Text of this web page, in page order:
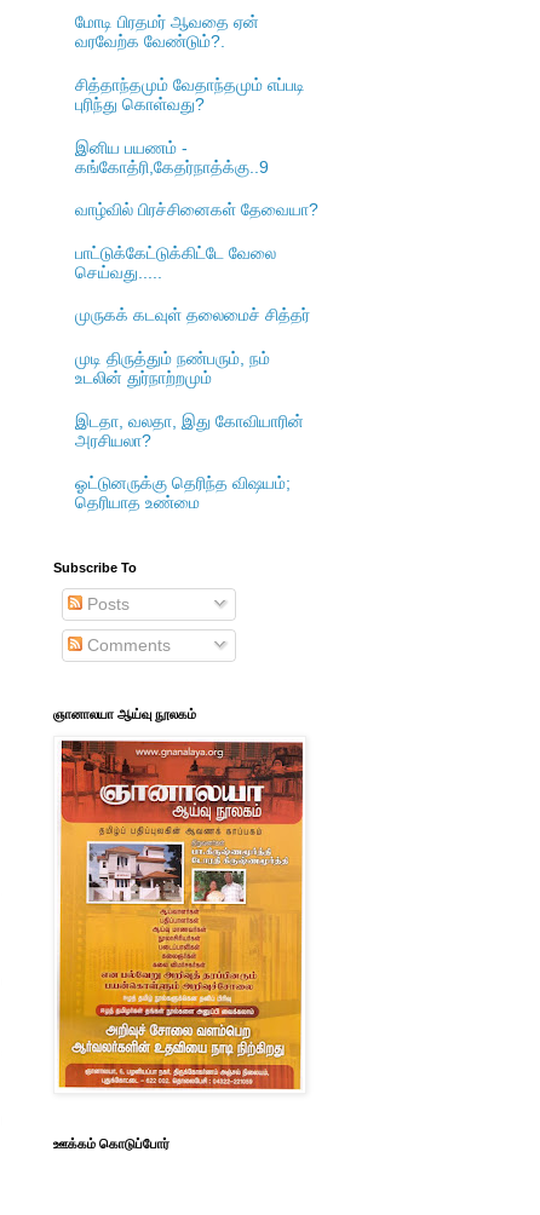
மோடி பிரதமர் ஆவதை ஏன்
வரவேற்க வேண்டும்?.
சித்தாந்தமும் வேதாந்தமும் எப்படி
புரிந்து கொள்வது?
இனிய பயணம் -
கங்கோத்ரி,கேதர்நாத்க்கு..9
வாழ்வில் பிரச்சினைகள் தேவையா?
பாட்டுக்கேட்டுக்கிட்டே வேலை
செய்வது.....
முருகக் கடவுள் தலைமைச் சித்தர்
முடி திருத்தும் நண்பரும், நம்
உடலின் துர்நாற்றமும்
இடதா, வலதா, இது கோவியாரின்
அரசியலா?
ஓட்டுனருக்கு தெரிந்த விஷயம்;
தெரியாத உண்மை
Subscribe To
Posts
Comments
ஞானாலயா ஆய்வு நூலகம்
ஊக்கம் கொடுப்போர்